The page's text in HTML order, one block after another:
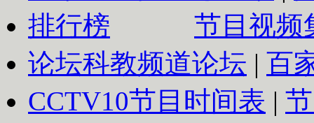
排行榜
节目视频
论坛科教频道论坛 | 百
CCTV10节目时间表 |